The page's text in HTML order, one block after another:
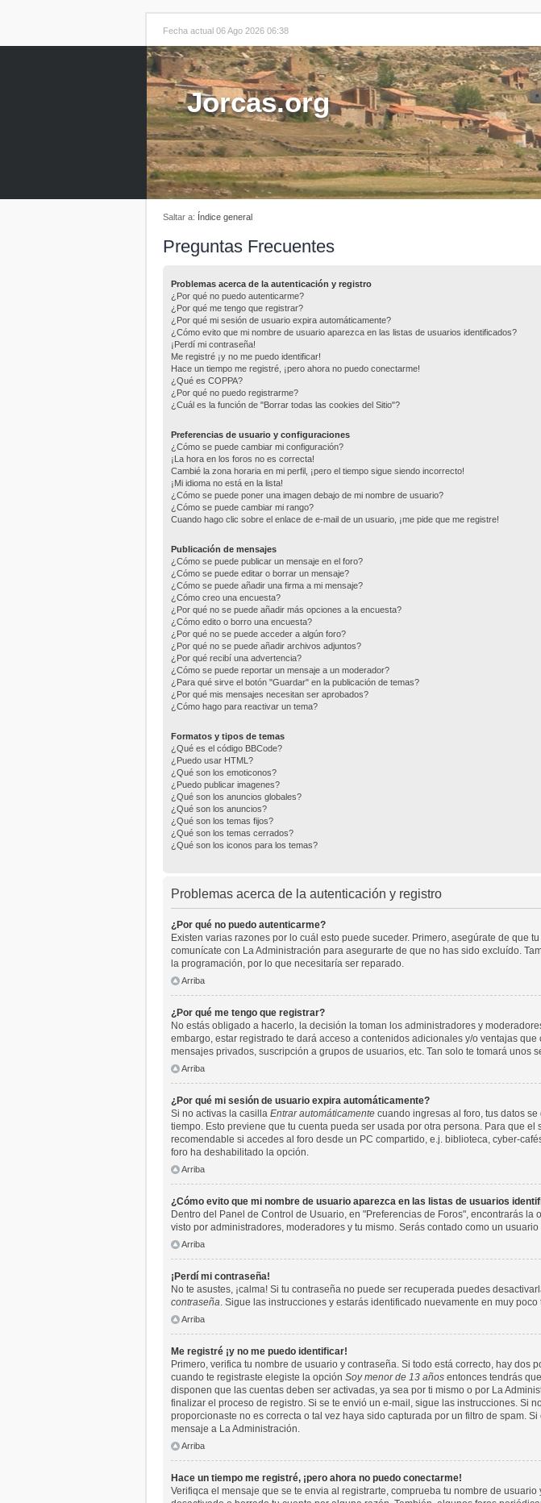
Fecha actual 06 Ago 2026 06:38
Jorcas.org
Saltar a: Índice general
Preguntas Frecuentes
Problemas acerca de la autenticación y registro
¿Por qué no puedo autenticarme?
¿Por qué me tengo que registrar?
¿Por qué mi sesión de usuario expira automáticamente?
¿Cómo evito que mi nombre de usuario aparezca en las listas de usuarios identificados?
¡Perdí mi contraseña!
Me registré ¡y no me puedo identificar!
Hace un tiempo me registré, ¡pero ahora no puedo conectarme!
¿Qué es COPPA?
¿Por qué no puedo registrarme?
¿Cuál es la función de "Borrar todas las cookies del Sitio"?
Preferencias de usuario y configuraciones
¿Cómo se puede cambiar mi configuración?
¡La hora en los foros no es correcta!
Cambié la zona horaria en mi perfil, ¡pero el tiempo sigue siendo incorrecto!
¡Mi idioma no está en la lista!
¿Cómo se puede poner una imagen debajo de mi nombre de usuario?
¿Cómo se puede cambiar mi rango?
Cuando hago clic sobre el enlace de e-mail de un usuario, ¡me pide que me registre!
Publicación de mensajes
¿Cómo se puede publicar un mensaje en el foro?
¿Cómo se puede editar o borrar un mensaje?
¿Cómo se puede añadir una firma a mi mensaje?
¿Cómo creo una encuesta?
¿Por qué no se puede añadir más opciones a la encuesta?
¿Cómo edito o borro una encuesta?
¿Por qué no se puede acceder a algún foro?
¿Por qué no se puede añadir archivos adjuntos?
¿Por qué recibí una advertencia?
¿Cómo se puede reportar un mensaje a un moderador?
¿Para qué sirve el botón "Guardar" en la publicación de temas?
¿Por qué mis mensajes necesitan ser aprobados?
¿Cómo hago para reactivar un tema?
Formatos y tipos de temas
¿Qué es el código BBCode?
¿Puedo usar HTML?
¿Qué son los emoticonos?
¿Puedo publicar imagenes?
¿Qué son los anuncios globales?
¿Qué son los anuncios?
¿Qué son los temas fijos?
¿Qué son los temas cerrados?
¿Qué son los iconos para los temas?
Problemas acerca de la autenticación y registro
¿Por qué no puedo autenticarme?
Existen varias razones por lo cuál esto puede suceder. Primero, asegúrate de que
comunícate con La Administración para asegurarte de que no has sido excluído.
la programación, por lo que necesitaría ser reparado.
Arriba
¿Por qué me tengo que registrar?
No estás obligado a hacerlo, la decisión la toman los administradores y
embargo, estar registrado te dará acceso a contenidos adicionales y/o ventajas
mensajes privados, suscripción a grupos de usuarios, etc. Tan solo te tomará unos
Arriba
¿Por qué mi sesión de usuario expira automáticamente?
Si no activas la casilla Entrar automáticamente cuando ingresas al foro, tus datos
tiempo. Esto previene que tu cuenta pueda ser usada por otra persona. Para que
recomendable si accedes al foro desde un PC compartido, e.j. biblioteca, cyber-
foro ha deshabilitado la opción.
Arriba
¿Cómo evito que mi nombre de usuario aparezca en las listas de usuarios
Dentro del Panel de Control de Usuario, en "Preferencias de Foros", encontrarás la
visto por administradores, moderadores y tu mismo. Serás contado como un usuario
Arriba
¡Perdí mi contraseña!
No te asustes, ¡calma! Si tu contraseña no puede ser recuperada puedes
contraseña . Sigue las instrucciones y estarás identificado nuevamente en muy poco
Arriba
Me registré ¡y no me puedo identificar!
Primero, verifica tu nombre de usuario y contraseña. Si todo está correcto, hay dos
cuando te registraste elegiste la opción Soy menor de 13 años entonces tendrás
disponen que las cuentas deben ser activadas, ya sea por ti mismo o por La
finalizar el proceso de registro. Si se te envió un e-mail, sigue las instrucciones. Si
proporcionaste no es correcta o tal vez haya sido capturada por un filtro de spam.
mensaje a La Administración.
Arriba
Hace un tiempo me registré, ¡pero ahora no puedo conectarme!
Verifiqca el mensaje que se te envia al registrarte, comprueba tu nombre de